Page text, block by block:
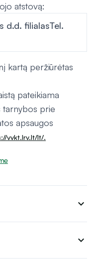
atstovą:
d.d. filialasTel.
kartą peržiūrėtas
pateikiama
tarnybos prie
apsaugos
vvkt.lrv.lt/lt/.
expand_more
expand_more